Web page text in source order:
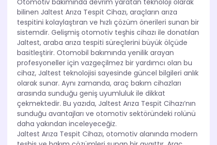
Otomotiv bakımında devrim yaratan teknoloji olarak
bilinen Jaltest Arıza Tespit Cihazı, araçların arıza
tespitini kolaylaştıran ve hızlı çözüm önerileri sunan bir
sistemdir. Gelişmiş otomotiv teşhis cihazı ile donatılan
Jaltest, araba arıza tespiti süreçlerini büyük ölçüde
basitleştirir. Otomobil bakımında yenilik arayan
profesyoneller için vazgeçilmez bir yardımcı olan bu
cihaz, Jaltest teknolojisi sayesinde güncel bilgileri anlık
olarak sunar. Aynı zamanda, araç bakım cihazları
arasında sunduğu geniş uyumluluk ile dikkat
çekmektedir. Bu yazıda, Jaltest Arıza Tespit Cihazı’nın
sunduğu avantajları ve otomotiv sektöründeki rolünü
daha yakından inceleyeceğiz.
Jaltest Arıza Tespit Cihazı, otomotiv alanında modern